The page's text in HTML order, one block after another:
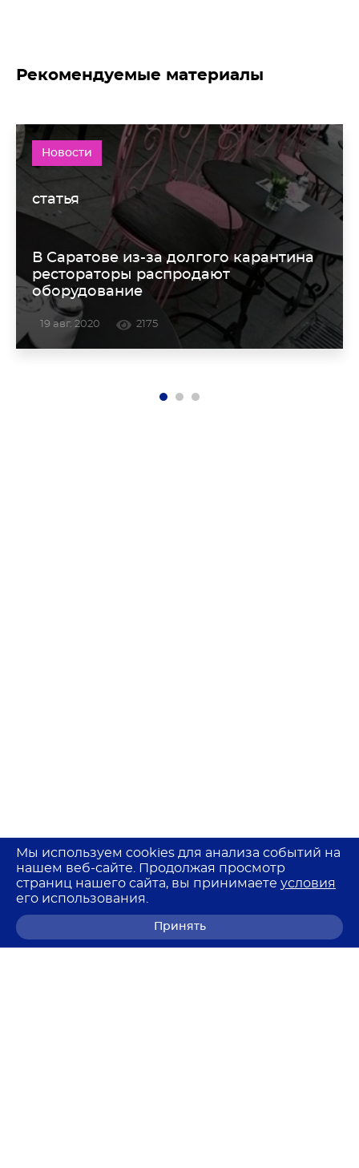
Рекомендуемые материалы
Новости
статья
В Саратове из-за долгого карантина
рестораторы распродают
оборудование
19 авг. 2020 2175
Мы используем cookies для анализа событий на
нашем веб-сайте. Продолжая просмотр
страниц нашего сайта, вы принимаете условия
его использования.
Принять